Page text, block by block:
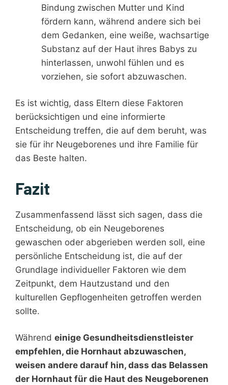
Bindung zwischen Mutter und Kind
fördern kann, während andere sich bei
dem Gedanken, eine weiße, wachsartige
Substanz auf der Haut ihres Babys zu
hinterlassen, unwohl fühlen und es
vorziehen, sie sofort abzuwaschen.
Es ist wichtig, dass Eltern diese Faktoren
berücksichtigen und eine informierte
Entscheidung treffen, die auf dem beruht, was
sie für ihr Neugeborenes und ihre Familie für
das Beste halten.
Fazit
Zusammenfassend lässt sich sagen, dass die
Entscheidung, ob ein Neugeborenes
gewaschen oder abgerieben werden soll, eine
persönliche Entscheidung ist, die auf der
Grundlage individueller Faktoren wie dem
Zeitpunkt, dem Hautzustand und den
kulturellen Gepflogenheiten getroffen werden
sollte.
Während einige Gesundheitsdienstleister
empfehlen, die Hornhaut abzuwaschen,
weisen andere darauf hin, dass das Belassen
der Hornhaut für die Haut des Neugeborenen